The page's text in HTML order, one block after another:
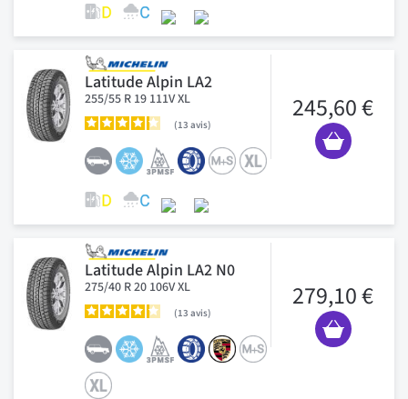
Latitude Alpin LA2
255/55 R 19 111V XL
13 avis
245,60 €
Latitude Alpin LA2 N0
275/40 R 20 106V XL
13 avis
279,10 €